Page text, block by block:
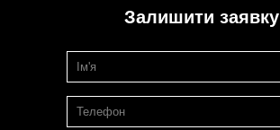
Залишити заявку